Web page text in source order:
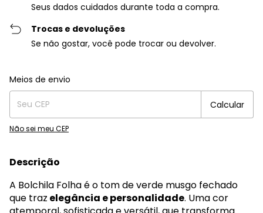
Seus dados cuidados durante toda a compra.
Trocas e devoluções
Se não gostar, você pode trocar ou devolver.
Entregas para o CEP:
Meios de envio
Calcular
Não sei meu CEP
Descrição
A Bolchila Folha é o tom de verde musgo fechado
que traz elegância e personalidade. Uma cor